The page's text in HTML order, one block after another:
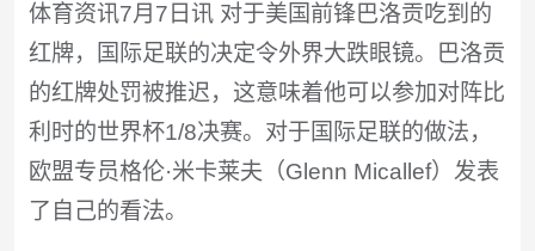
体育资讯7月7日讯 对于美国前锋巴洛贡吃到的
红牌，国际足联的决定令外界大跌眼镜。巴洛贡
的红牌处罚被推迟，这意味着他可以参加对阵比
利时的世界杯1/8决赛。对于国际足联的做法，
欧盟专员格伦·米卡莱夫（Glenn Micallef）发表
了自己的看法。